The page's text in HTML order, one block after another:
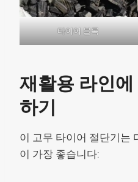
타이어 블록
재활용 라인
하기
이 고무 타이어 절단기는
이 가장 좋습니다: